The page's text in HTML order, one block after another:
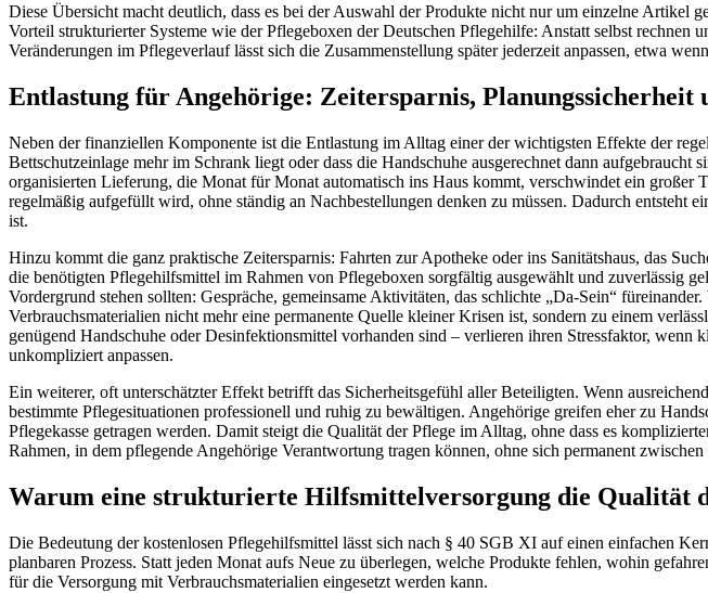
Diese Übersicht macht deutlich, dass es bei der Auswahl der Produkte nicht nur um einzelne Artikel
Vorteil strukturierter Systeme wie der Pflegeboxen der Deutschen Pflegehilfe: Anstatt selbst
Veränderungen im Pflegeverlauf lässt sich die Zusammenstellung später jederzeit anpassen, etwa
Entlastung für Angehörige: Zeitersparnis,
Neben der finanziellen Komponente ist die Entlastung im Alltag einer der wichtigsten Effekte der
Bettschutzeinlage mehr im Schrank liegt oder dass die Handschuhe ausgerechnet dann
organisierten Lieferung, die Monat für Monat automatisch ins Haus kommt, verschwindet ein
regelmäßig aufgefüllt wird, ohne ständig an Nachbestellungen denken zu müssen. Dadurch entsteht
ist.
Hinzu kommt die ganz praktische Zeitersparnis: Fahrten zur Apotheke oder ins Sanitätshaus, das
die benötigten Pflegehilfsmittel im Rahmen von Pflegeboxen sorgfältig ausgewählt und zuverlässig
Vordergrund stehen sollten: Gespräche, gemeinsame Aktivitäten, das schlichte „Da-Sein“
Verbrauchsmaterialien nicht mehr eine permanente Quelle kleiner Krisen ist, sondern zu einem
genügend Handschuhe oder Desinfektionsmittel vorhanden sind – verlieren ihren Stressfaktor,
unkompliziert anpassen.
Ein weiterer, oft unterschätzter Effekt betrifft das Sicherheitsgefühl aller Beteiligten. Wenn
bestimmte Pflegesituationen professionell und ruhig zu bewältigen. Angehörige greifen eher zu
Pflegekasse getragen werden. Damit steigt die Qualität der Pflege im Alltag, ohne dass es
Rahmen, in dem pflegende Angehörige Verantwortung tragen können, ohne sich permanent
Warum eine strukturierte Hilfsmittelversorgung die Qualität
Die Bedeutung der kostenlosen Pflegehilfsmittel lässt sich nach § 40 SGB XI auf einen einfachen
planbaren Prozess. Statt jeden Monat aufs Neue zu überlegen, welche Produkte fehlen, wohin
für die Versorgung mit Verbrauchsmaterialien eingesetzt werden kann.